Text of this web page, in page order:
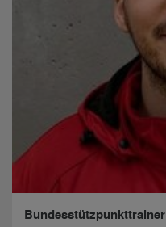
Bundesstützpunkttrainer